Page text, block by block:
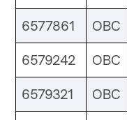
6577861 OBC
6579242 OBC
6579321 OBC